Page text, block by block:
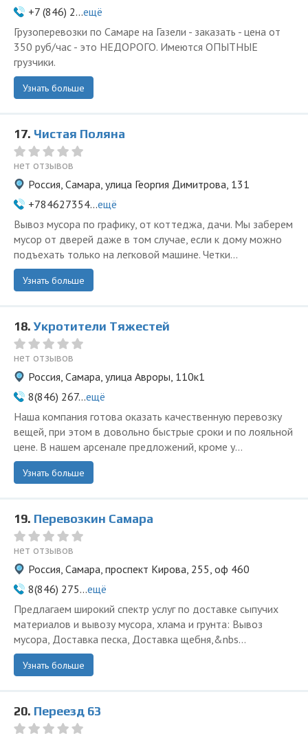
+7 (846) 2...ещё
Грузоперевозки по Самаре на Газели - заказать - цена от
350 руб/час - это НЕДОРОГО. Имеются ОПЫТНЫЕ
грузчики.
Узнать больше
17. Чистая Поляна
нет отзывов
Россия, Самара, улица Георгия Димитрова, 131
+784627354...ещё
Вывоз мусора по графику, от коттеджа, дачи. Мы заберем
мусор от дверей даже в том случае, если к дому можно
подъехать только на легковой машине. Четки...
Узнать больше
18.Укротители Тяжестей
нет отзывов
Россия, Самара, улица Авроры, 110к1
8(846) 267...ещё
Наша компания готова оказать качественную перевозку
вещей, при этом в довольно быстрые сроки и по лояльной
цене. В нашем арсенале предложений, кроме у...
Узнать больше
19. Перевозкин Самара
нет отзывов
Россия, Самара, проспект Кирова, 255, оф 460
8(846) 275...ещё
Предлагаем широкий спектр услуг по доставке сыпучих
материалов и вывозу мусора, хлама и грунта: Вывоз
мусора, Доставка песка, Доставка щебня,&nbs...
Узнать больше
20. Переезд 63